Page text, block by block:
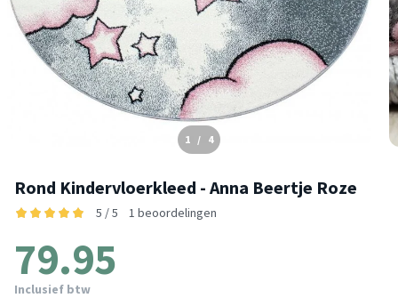
1 / 4
Rond Kindervloerkleed - Anna Beertje Roze
5 / 5 1 beoordelingen
79.95
Inclusief btw